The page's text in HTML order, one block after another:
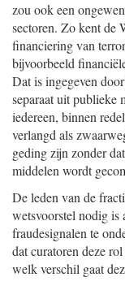
zou ook een
sectoren. Zo kent de
financiering van
bijvoorbeeld
Dat is ingegeven
separaat uit publieke
iedereen, binnen
verlangd als
geding zijn zonder
middelen wordt
De leden van de
wetsvoorstel nodig is
fraudesignalen te
dat curatoren deze
welk verschil gaat